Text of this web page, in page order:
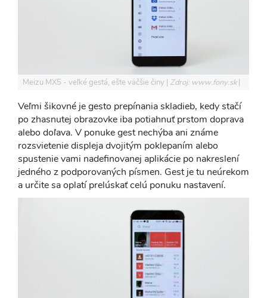
Meizu MX5 - veľké gestá, ešte väčšie činy Zdroj: www.fony.sk
Veľmi šikovné je gesto prepínania skladieb, kedy stačí
po zhasnutej obrazovke iba potiahnuť prstom doprava
alebo doľava. V ponuke gest nechýba ani známe
rozsvietenie displeja dvojitým poklepaním alebo
spustenie vami nadefinovanej aplikácie po nakreslení
jedného z podporovaných písmen. Gest je tu neúrekom
a určite sa oplatí prelúskať celú ponuku nastavení.